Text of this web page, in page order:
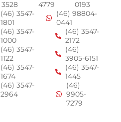
3528
4779
0193
(46) 3547-
1801
(46) 98804-
0441
(46) 3547-
1000
(46) 3547-
2172
(46) 3547-
1122
(46)
3905-6151
(46) 3547-
1674
(46) 3547-
1445
(46) 3547-
2964
(46)
9905-
7279